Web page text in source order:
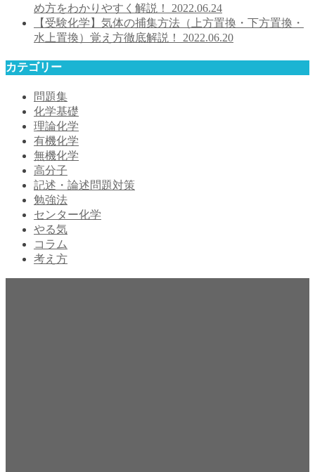
め方をわかりやすく解説！ 2022.06.24
【受験化学】気体の捕集方法（上方置換・下方置換・
水上置換）覚え方徹底解説！ 2022.06.20
カテゴリー
問題集
化学基礎
理論化学
有機化学
無機化学
高分子
記述・論述問題対策
勉強法
センター化学
やる気
コラム
考え方